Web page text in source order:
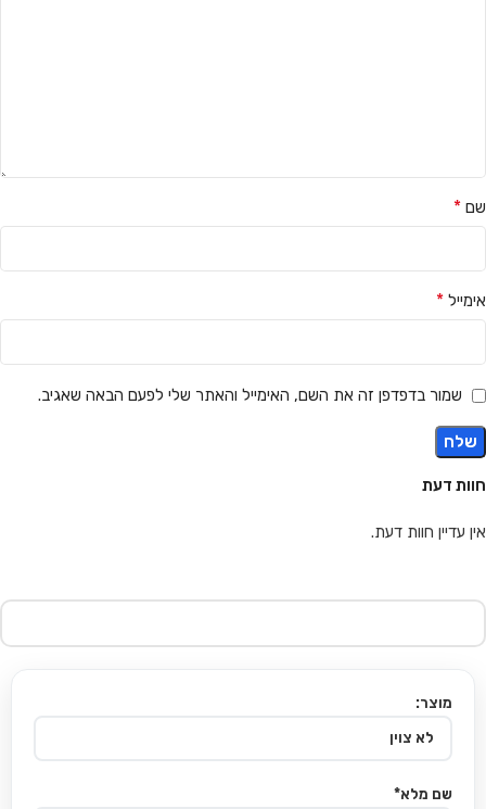
חוות דעת
אין עדיין חוות דעת.
שם *
אימייל *
שמור בדפדפן זה את השם, האימייל והאתר שלי לפעם הבאה שאגיב.
מוצר:
שם מלא*